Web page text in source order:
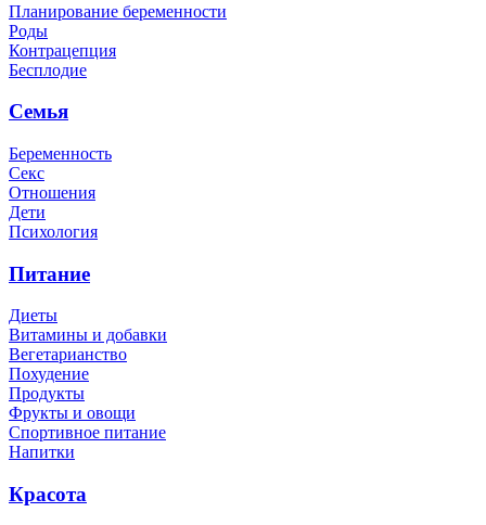
Планирование беременности
Роды
Контрацепция
Бесплодие
Семья
Беременность
Секс
Отношения
Дети
Психология
Питание
Диеты
Витамины и добавки
Вегетарианство
Похудение
Продукты
Фрукты и овощи
Спортивное питание
Напитки
Красота